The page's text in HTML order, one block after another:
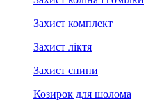
Захист комплект
Захист ліктя
Захист спини
Козирок для шолома